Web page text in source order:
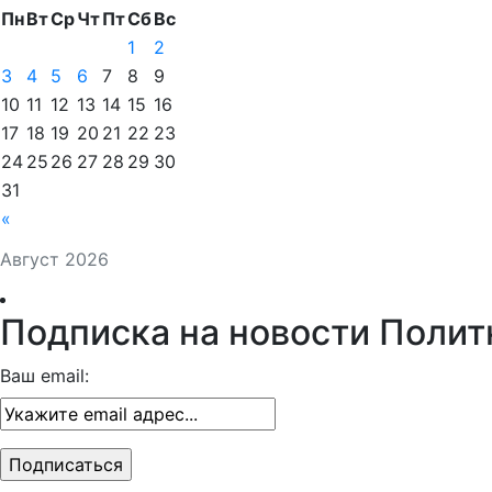
Август 2026
ПнВтСрЧтПтСбВс
«
1
2
3
4 5 6 7 8
9
10 11 12 13 14 15 16
17 18 19 20 21 22 23
24 25 26 27 28 29 30
31
Подписка на новости
Ваш email: